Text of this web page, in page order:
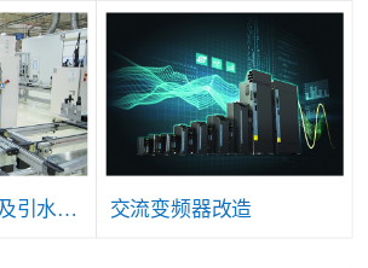
盐城市新水源地及引水工程自控仪表及安防等系统项目 交流变频器改造